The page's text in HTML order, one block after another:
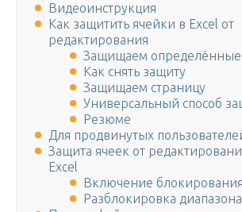
Видеоинструкция
Как защитить ячейки в Excel от
редактирования
Защищаем определённые
Как снять защиту
Защищаем страницу
Универсальный способ
Резюме
Для продвинутых
Защита ячеек от
Excel
Включение
Разблокировка диапазона